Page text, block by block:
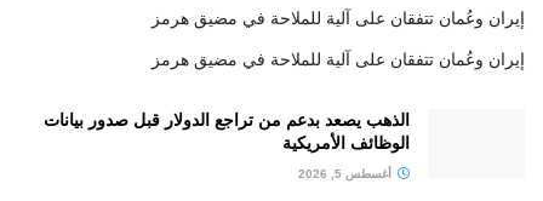
إيران وعُمان تتفقان على آلية للملاحة في مضيق هرمز
إيران وعُمان تتفقان على آلية للملاحة في مضيق هرمز
الذهب يصعد بدعم من تراجع الدولار قبل صدور بيانات
الوظائف الأمريكية
أغسطس 5, 2026